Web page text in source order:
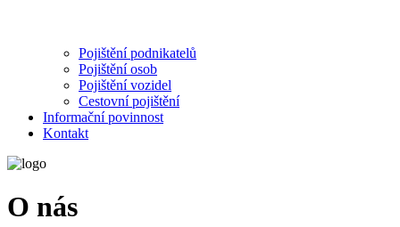
Pojištění podnikatelů
Pojištění osob
Pojištění vozidel
Cestovní pojištění
Informační povinnost
Kontakt
O nás